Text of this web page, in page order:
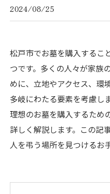
2024/08/25
松戸市でお墓を購入するこ
つです。多くの人々が家族
めに、立地やアクセス、環
多岐にわたる要素を考慮し
理想のお墓を購入するため
詳しく解説します。この記
人を弔う場所を見つけるお